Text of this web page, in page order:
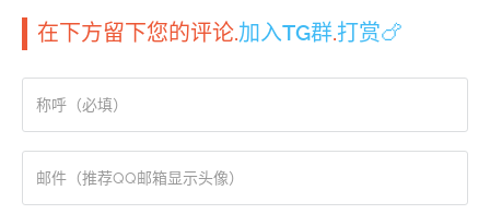
在下方留下您的评论.加入TG群.打赏🍗